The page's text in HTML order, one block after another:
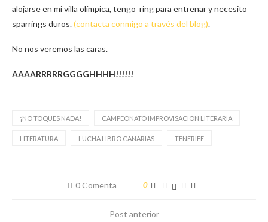
alojarse en mi villa olímpica, tengo ring para entrenar y necesito
sparrings duros.(contacta conmigo a través del blog).
No nos veremos las caras.
AAAARRRRRGGGGHHHH!!!!!!
¡NO TOQUES NADA! CAMPEONATO IMPROVISACION LITERARIA
LITERATURA LUCHA LIBRO CANARIAS TENERIFE
0 Comenta 0
Post anterior